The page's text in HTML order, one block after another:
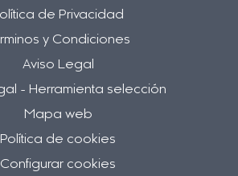
de Privacidad
y Condiciones
Aviso Legal
- Herramienta selección
Mapa web
Política de cookies
Configurar cookies